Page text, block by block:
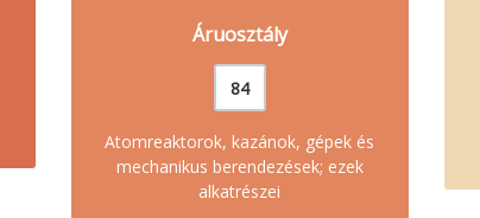
Áruosztály
84
Atomreaktorok, kazánok, gépek és
mechanikus berendezések; ezek
alkatrészei